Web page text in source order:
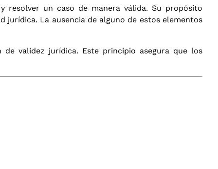
resolver un caso de manera válida. Su propósito
jurídica. La ausencia de alguno de estos elementos
validez jurídica. Este principio asegura que los